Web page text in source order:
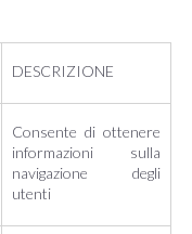
DESCRIZIONE
Consente di ottenere
informazioni sulla
navigazione degli
utenti